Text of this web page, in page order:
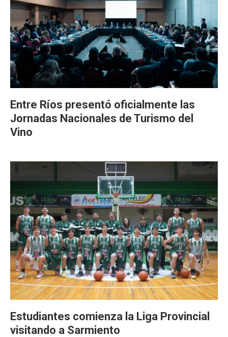
Entre Ríos presentó oficialmente las
Jornadas Nacionales de Turismo del
Vino
Estudiantes comienza la Liga Provincial
visitando a Sarmiento